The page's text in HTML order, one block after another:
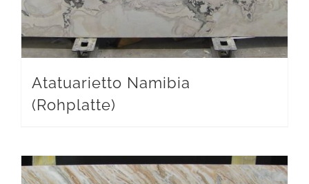
Atatuarietto Namibia
(Rohplatte)